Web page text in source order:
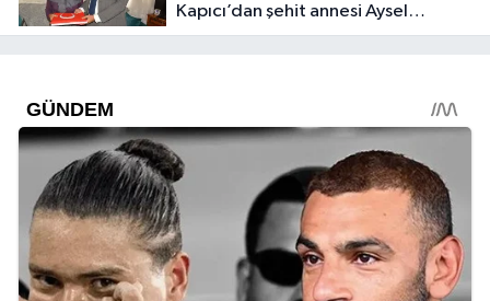
Kapıcı’dan şehit annesi Aysel
Belen’e anlamlı ziyaret